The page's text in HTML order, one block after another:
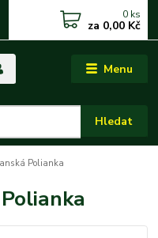
Menu
Hledat
0 ks
za 0,00 Kč
Polianka